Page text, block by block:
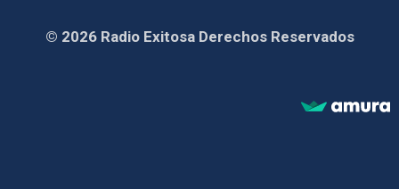
© 2026 Radio Exitosa Derechos Reservados